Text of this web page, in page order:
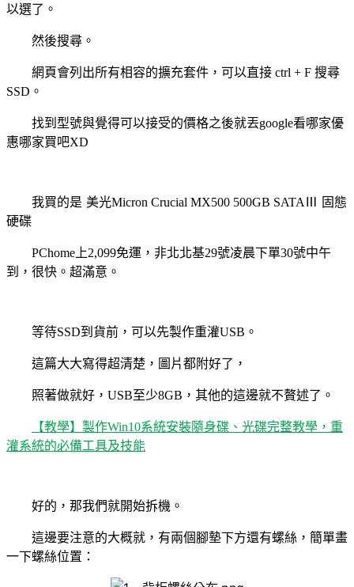
以選了。
然後搜尋。
網頁會列出所有相容的擴充套件，可以直接 ctrl + F 搜尋
SSD 。
找到型號與覺得可以接受的價格之後就丟google看哪家優
惠哪家買吧XD
我買的是 美光Micron Crucial MX500 500GB SATA
固態
硬碟
PChome 上2,099免運，非北北基29號凌晨下單30號中午
到，很快。超滿意。
等待SSD到貨前，可以先製作重灌USB 。
這篇大大寫得超清楚，圖片都附好了，
照著做就好， USB至少8GB ，其他的這邊就不贅述了。
【教學】製作Win10系統安裝隨身碟、光碟完整教學，重
灌系統的必備工具及技能
好的，那我們就開始拆機。
這邊要注意的大概就，有兩個腳墊下方還有螺絲，簡單畫
一下螺絲位置：